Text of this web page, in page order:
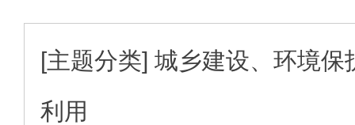
[主题分类] 城乡建设、环境保
利用